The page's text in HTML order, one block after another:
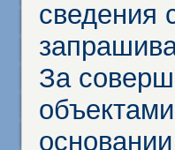
сведения
За